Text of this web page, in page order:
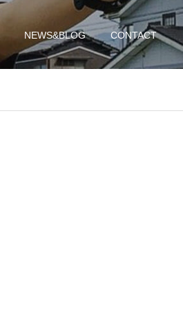
NEWS&BLOG CONTACT